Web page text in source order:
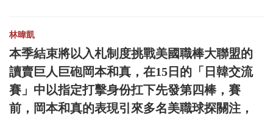
林暐凱
本季結束將以入札制度挑戰美國職棒大聯盟的
讀賣巨人巨砲岡本和真，在15日的「日韓交流
賽」中以指定打擊身份扛下先發第四棒，賽
前，岡本和真的表現引來多名美職球探關注，